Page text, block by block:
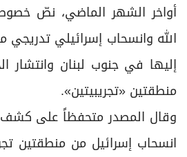
أواخر الشهر الماضي، نصّ
الله وانسحاب إسرائيلي تدريجي
إليها في جنوب لبنان وانتشار
منطقتين «تجريبيتين».
وقال المصدر متحفظاً على كشف
انسحاب إسرائيل من منطقتين